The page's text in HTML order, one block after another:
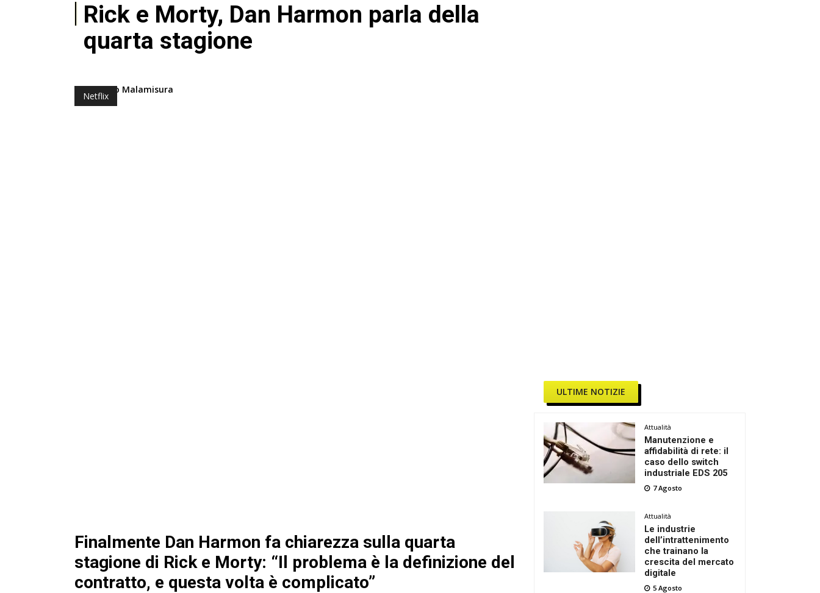
Rick e Morty, Dan Harmon parla della
quarta stagione
Netflix
di Corrado Malamisura
Finalmente Dan Harmon fa chiarezza sulla quarta
stagione di Rick e Morty: “Il problema è la definizione del
contratto, e questa volta è complicato”
ULTIME NOTIZIE
Attualità
Manutenzione e
affidabilità di rete: il
caso dello switch
industriale EDS 205
7 Agosto
Attualità
Le industrie
dell’intrattenimento
che trainano la
crescita del mercato
digitale
5 Agosto